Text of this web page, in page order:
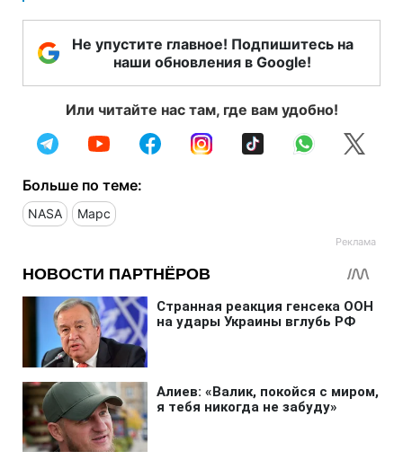
Не упустите главное! Подпишитесь на
наши обновления в Google!
Или читайте нас там, где вам удобно!
Больше по теме:
NASA Марс